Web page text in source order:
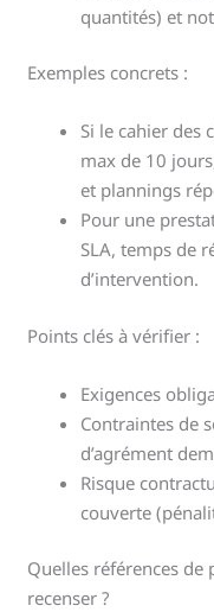
quantités) et
Exemples concrets :
Si le cahier des
max de 10
et plannings
Pour une
SLA, temps de
d’intervention.
Points clés à vérifier :
Exigences
Contraintes de
d’agrément
Risque
couverte
Quelles références
recenser ?